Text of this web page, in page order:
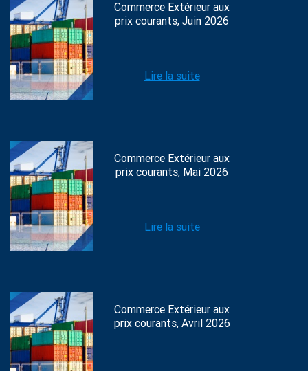
Commerce Extérieur aux
prix courants, Juin 2026
Lire la suite
Commerce Extérieur aux
prix courants, Mai 2026
Lire la suite
Commerce Extérieur aux
prix courants, Avril 2026